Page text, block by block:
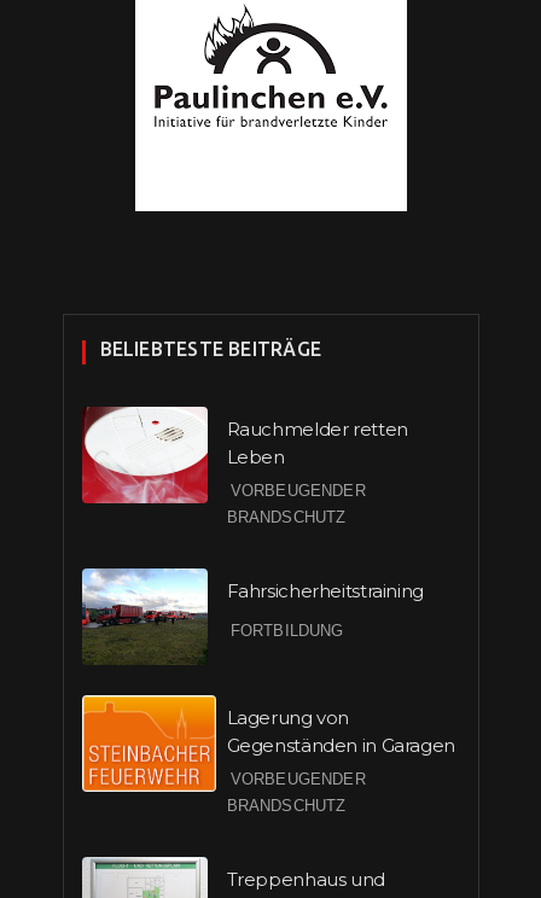
BELIEBTESTE BEITRÄGE
Rauchmelder retten
Leben
VORBEUGENDER
BRANDSCHUTZ
Fahrsicherheitstraining
FORTBILDUNG
Lagerung von
Gegenständen in Garagen
VORBEUGENDER
BRANDSCHUTZ
Treppenhaus und